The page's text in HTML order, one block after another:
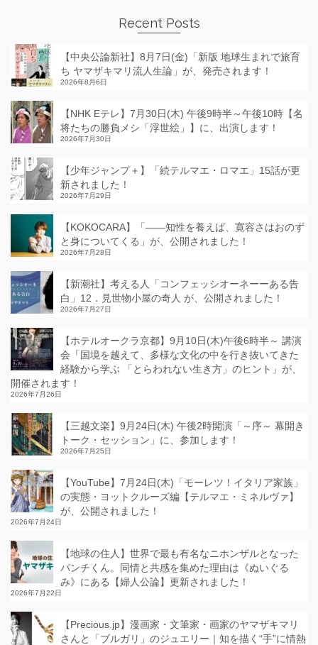
Recent Posts
【中央公論新社】8月7日(金)「新版 地球生まれで旅育
ち ヤマザキマリ流人生論」が、発売されます！
2026年8月6日
【NHK Eテレ】7月30日(木) 午後9時半～午後10時【名
将たちの勝負メシ「浮世絵」】に、出演します！
2026年7月30日
【少年ジャンプ＋】「続テルマエ・ロマエ」15話が更
新されました！
2026年7月29日
【KOKOCARA】「——知性を養えば、寛容さはおのず
と身についてくる」が、公開されました！
2026年7月28日
【新潮社】考える人「コンフェッシオーネーーある告
白」12．見世物小屋の奇人 が、公開されました！
2026年7月27日
【ホテルオークラ京都】9月10日(木)午後6時半～ 講演
会「国境を越えて、多様な文化の中を行き抜いてきた
経験から学ぶ 「とらわれない生き方」のヒント」が、
開催されます！
2026年7月26日
【三越文楽】9月24日(木) 午後2時開演「～序～ 幕開き
トーク・セッション」に、参加します！
2026年7月25日
【YouTube】7月24日(木)「モーレツ！イタリア家族」
の実態・ヨットクルーズ編【テルマエ・ミネルヴァ】
が、公開されました！
2026年7月24日
【地球の住人】世界で最も有名なニホンザルとなった
パンチくん。同情と共感を集めた理由は《ぬいぐる
み》にある【婦人公論】更新されました！
2026年7月22日
【Precious.jp】漫画家・文筆家・画家のヤマザキマリ
さんと「ブルガリ」のジュエリー｜知を描く“手”に情熱